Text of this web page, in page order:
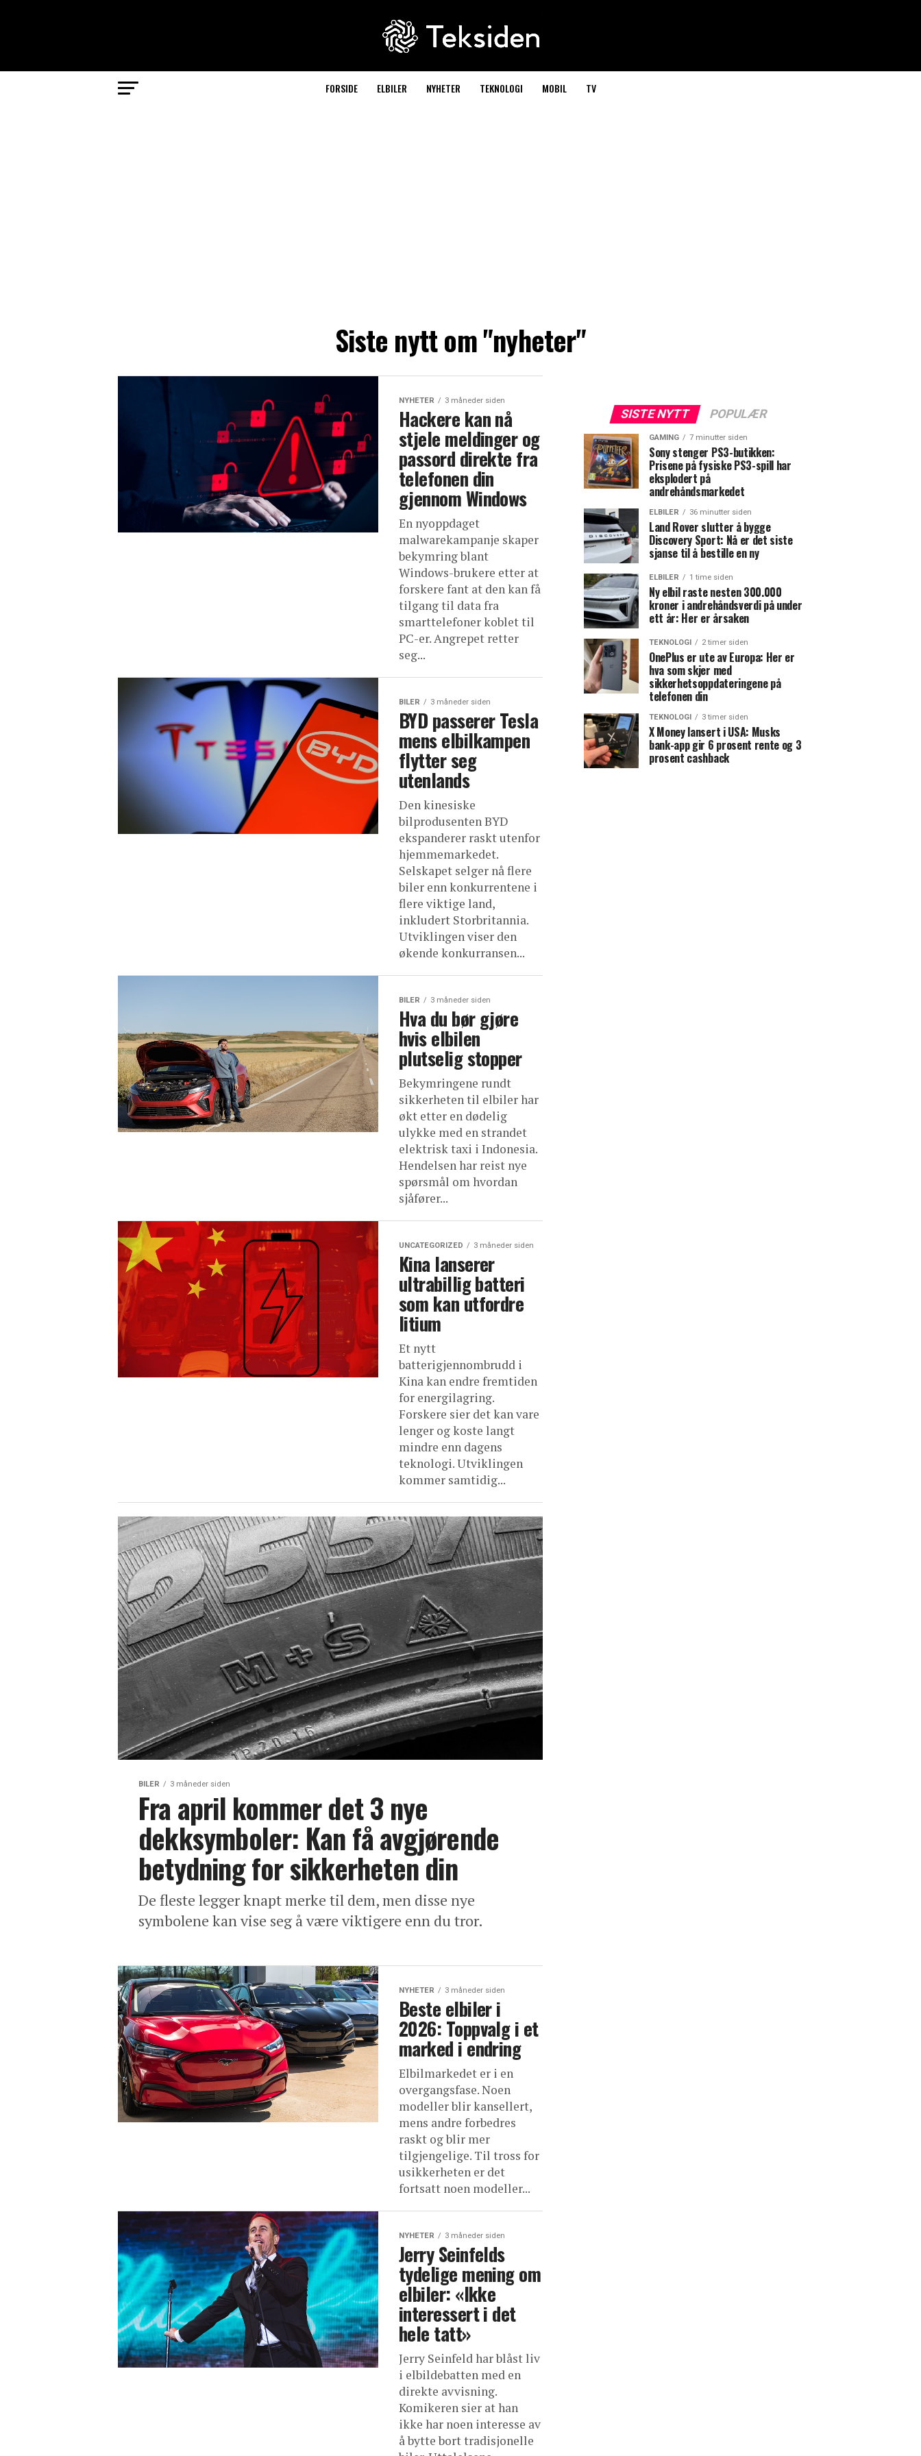
FORSIDE ELBILER NYHETER TEKNOLOGI MOBIL TV
Siste nytt om "nyheter"
NYHETER 3 måneder siden
Hackere kan nå
stjele meldinger og
passord direkte fra
telefonen din
gjennom Windows
En nyoppdaget
malwarekampanje skaper
bekymring blant
Windows-brukere etter at
forskere fant at den kan få
tilgang til data fra
smarttelefoner koblet til
PC-er. Angrepet retter
seg...
BILER 3 måneder siden
BYD passerer Tesla
mens elbilkampen
flytter seg
utenlands
Den kinesiske
bilprodusenten BYD
ekspanderer raskt utenfor
hjemmemarkedet.
Selskapet selger nå flere
biler enn konkurrentene i
flere viktige land,
inkludert Storbritannia.
Utviklingen viser den
økende konkurransen...
BILER 3 måneder siden
Hva du bør gjøre
hvis elbilen
plutselig stopper
Bekymringene rundt
sikkerheten til elbiler har
økt etter en dødelig
ulykke med en strandet
elektrisk taxi i Indonesia.
Hendelsen har reist nye
spørsmål om hvordan
sjåfører...
UNCATEGORIZED 3 måneder siden
Kina lanserer
ultrabillig batteri
som kan utfordre
litium
Et nytt
batterigjennombrudd i
Kina kan endre fremtiden
for energilagring.
Forskere sier det kan vare
lenger og koste langt
mindre enn dagens
teknologi. Utviklingen
kommer samtidig...
BILER 3 måneder siden
Fra april kommer det 3 nye
dekksymboler: Kan få avgjørende
betydning for sikkerheten din
De fleste legger knapt merke til dem, men disse nye
symbolene kan vise seg å være viktigere enn du tror.
NYHETER 3 måneder siden
Beste elbiler i
2026: Toppvalg i et
marked i endring
Elbilmarkedet er i en
overgangsfase. Noen
modeller blir kansellert,
mens andre forbedres
raskt og blir mer
tilgjengelige. Til tross for
usikkerheten er det
fortsatt noen modeller...
NYHETER 3 måneder siden
Jerry Seinfelds
tydelige mening om
elbiler: «Ikke
interessert i det
hele tatt»
Jerry Seinfeld har blåst liv
i elbildebatten med en
direkte avvisning.
Komikeren sier at han
ikke har noen interesse av
å bytte bort tradisjonelle
SISTE NYTT POPULÆR
GAMING 7 minutter siden
Sony stenger PS3-butikken:
Prisene på fysiske PS3-spill har
eksplodert på
andrehåndsmarkedet
ELBILER 36 minutter siden
Land Rover slutter å bygge
Discovery Sport: Nå er det siste
sjanse til å bestille en ny
ELBILER 1 time siden
Ny elbil raste nesten 300.000
kroner i andrehåndsverdi på under
ett år: Her er årsaken
TEKNOLOGI 2 timer siden
OnePlus er ute av Europa: Her er
hva som skjer med
sikkerhetsoppdateringene på
telefonen din
TEKNOLOGI 3 timer siden
X Money lansert i USA: Musks
bank-app gir 6 prosent rente og 3
prosent cashback